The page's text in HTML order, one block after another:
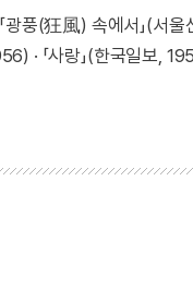
광풍(狂風) 속에서」(서
· 「사랑」(한국일보,